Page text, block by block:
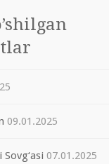
09.01.2025
07.01.2025